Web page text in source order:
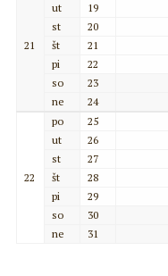
21
ut
19
st
20
št
21
pi
22
so
23
ne
24
22
po
25
ut
26
st
27
št
28
pi
29
so
30
ne
31